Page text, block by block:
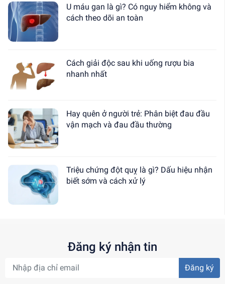
U máu gan là gì? Có nguy hiểm không và
cách theo dõi an toàn
Cách giải độc sau khi uống rượu bia
nhanh nhất
Hay quên ở người trẻ: Phân biệt đau đầu
vận mạch và đau đầu thường
Triệu chứng đột quỵ là gì? Dấu hiệu nhận
biết sớm và cách xử lý
Đăng ký nhận tin
Đăng ký